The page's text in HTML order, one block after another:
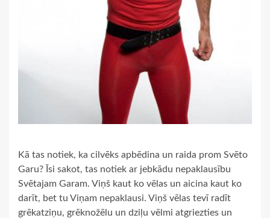
Kā tas notiek, ka cilvēks apbēdina un raida prom Svēto
Garu? Īsi sakot, tas notiek ar jebkādu nepaklausību
Svētajam Garam. Viņš kaut ko vēlas un aicina kaut ko
darīt, bet tu Viņam nepaklausi. Viņš vēlas tevī radīt
grēkatziņu, grēknožēlu un dziļu vēlmi atgriezties un